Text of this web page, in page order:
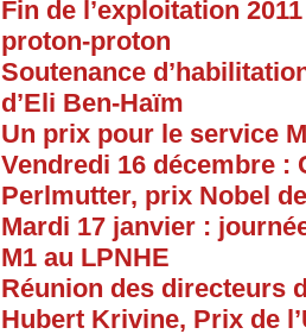
Fin de l’exploitation
proton-proton
Soutenance
d’Eli Ben-Haïm
Un prix pour le service
Vendredi 16 décembre :
Perlmutter, prix Nobel
Mardi 17 janvier :
M1 au LPNHE
Réunion des directeurs
Hubert Krivine, Prix de